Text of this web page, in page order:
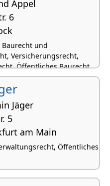
Appel
6
und
Versicherungsrecht,
Öffentliches Baurecht
Jäger
5
am Main
Öffentliches